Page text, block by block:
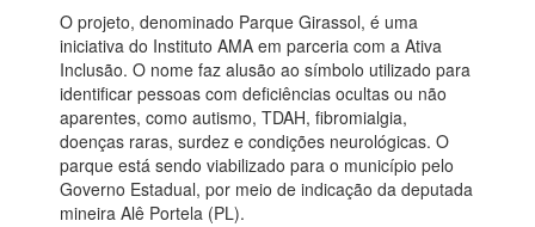
O projeto, denominado Parque Girassol, é uma
iniciativa do Instituto AMA em parceria com a Ativa
Inclusão. O nome faz alusão ao símbolo utilizado para
identificar pessoas com deficiências ocultas ou não
aparentes, como autismo, TDAH, fibromialgia,
doenças raras, surdez e condições neurológicas. O
parque está sendo viabilizado para o município pelo
Governo Estadual, por meio de indicação da deputada
mineira Alê Portela (PL).